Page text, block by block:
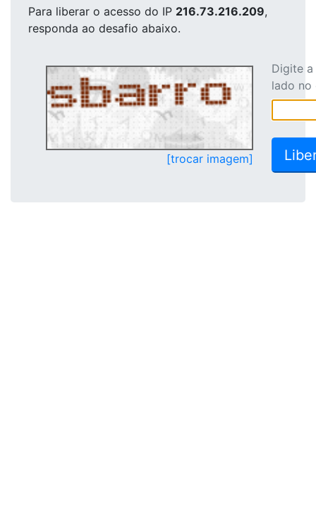
Para liberar o acesso do IP 216.73.216.209,
responda ao desafio abaixo.
[trocar imagem]
Digite
lado no